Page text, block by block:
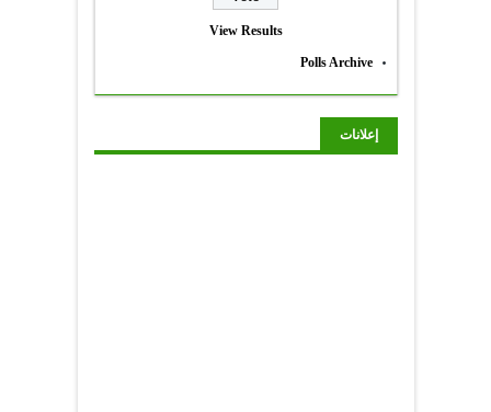
View Results
Polls Archive
إعلانات